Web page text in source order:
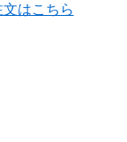
はこちら